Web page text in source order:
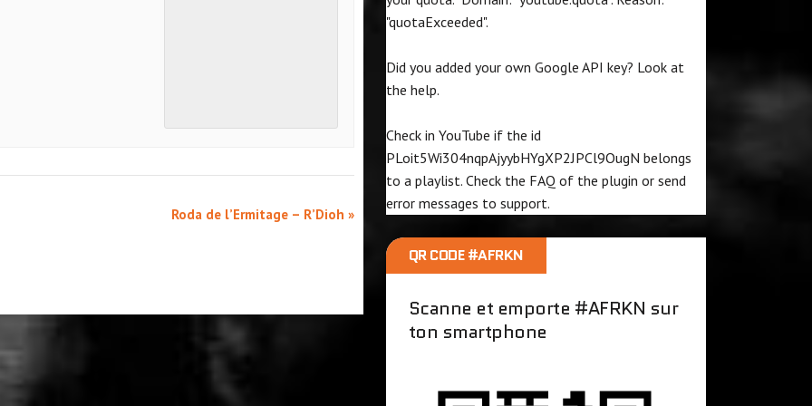
Roda de l’Ermitage – R’Dioh »
"quotaExceeded".
Did you added your own Google API key? Look at
the help.
Check in YouTube if the id
PLoit5Wi304nqpAjyybHYgXP2JPCl9OugN belongs
to a playlist. Check the FAQ of the plugin or send
error messages to support.
QR CODE #AFRKN
Scanne et emporte #AFRKN sur
ton smartphone